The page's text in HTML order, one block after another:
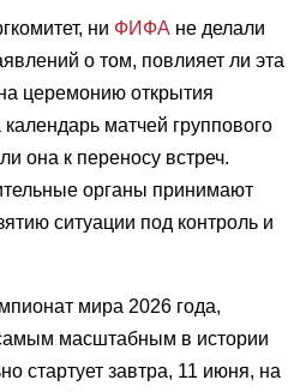
ни ФИФА не делали
о том, повлияет ли эта
церемонию открытия
матчей группового
она к переносу встреч.
органы принимают
ситуации под контроль и
мира 2026 года,
масштабным в истории
стартует завтра, 11 июня, на